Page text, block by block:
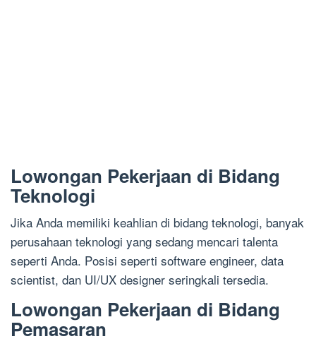
Lowongan Pekerjaan di Bidang
Teknologi
Jika Anda memiliki keahlian di bidang teknologi, banyak
perusahaan teknologi yang sedang mencari talenta
seperti Anda. Posisi seperti software engineer, data
scientist, dan UI/UX designer seringkali tersedia.
Lowongan Pekerjaan di Bidang
Pemasaran